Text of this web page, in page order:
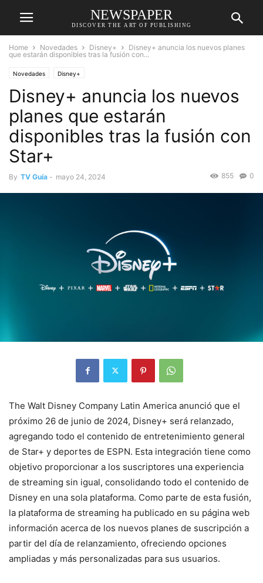
NEWSPAPER
DISCOVER THE ART OF PUBLISHING
Home Novedades Disney+
Disney+ anuncia los nuevos planes
que estarán disponibles tras la fusión con...
Novedades Disney+
Disney+ anuncia los nuevos
planes que estarán
disponibles tras la fusión con
Star+
By TV Guía - mayo 24, 2024 0
855
The Walt Disney Company Latin America anunció que el
próximo 26 de junio de 2024, Disney+ será relanzado,
agregando todo el contenido de entretenimiento general
de Star+ y deportes de ESPN. Esta integración tiene como
objetivo proporcionar a los suscriptores una experiencia
de streaming sin igual, consolidando todo el contenido de
Disney en una sola plataforma. Como parte de esta fusión,
la plataforma de streaming ha publicado en su página web
información acerca de los nuevos planes de suscripción a
partir del día de relanzamiento, ofreciendo opciones
ampliadas y más personalizadas para sus usuarios.